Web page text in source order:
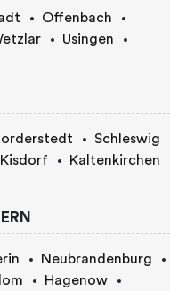
Offenbach
Usingen
Schleswig
Kisdorf
Kaltenkirchen
Neubrandenburg
Hagenow